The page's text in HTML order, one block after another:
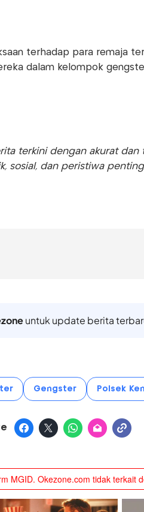
terhadap para remaja
dalam kelompok
terkini dengan akurat dan
sosial, dan peristiwa
untuk update berita
Gengster Polsek